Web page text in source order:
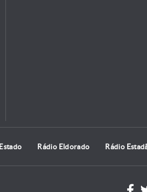
Rádio Eldorado Rádio